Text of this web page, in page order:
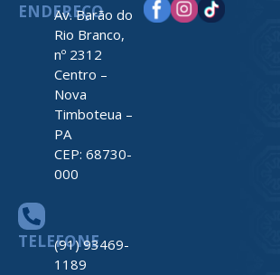
ENDEREÇO
Av. Barão do
Rio Branco,
nº 2312
Centro –
Nova
Timboteua –
PA
CEP: 68730-
000
TELEFONE
(91) 93469-
1189